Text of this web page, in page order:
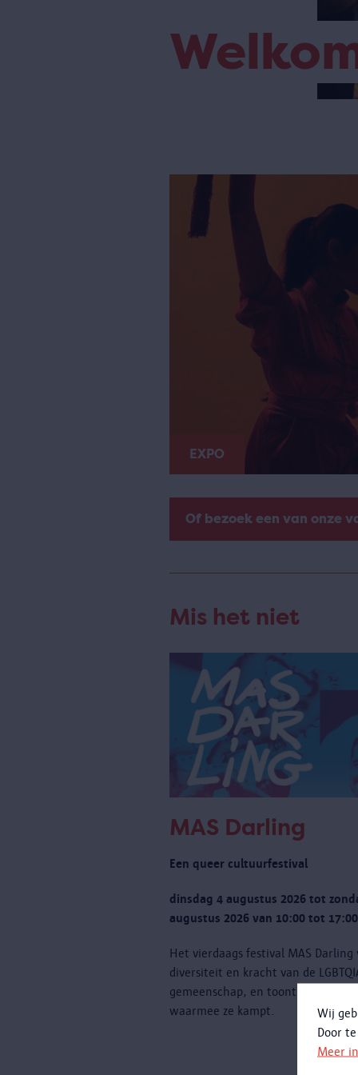
Wij
Door
Meer
EXPO
Of bezoek een van onze
Mis het niet
MAS Darling
Een queer cultuurfestival
dinsdag 4 augustus 2026 tot
augustus 2026 van 10:00 tot 17:00
Het vierdaags festival MAS Darling
diversiteit en kracht van de
gemeenschap, en toont ook de
waarmee ze kampt.